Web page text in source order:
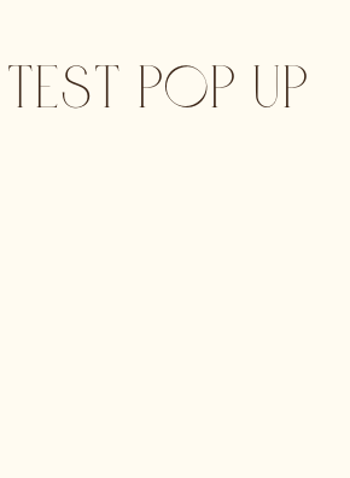
POP UP